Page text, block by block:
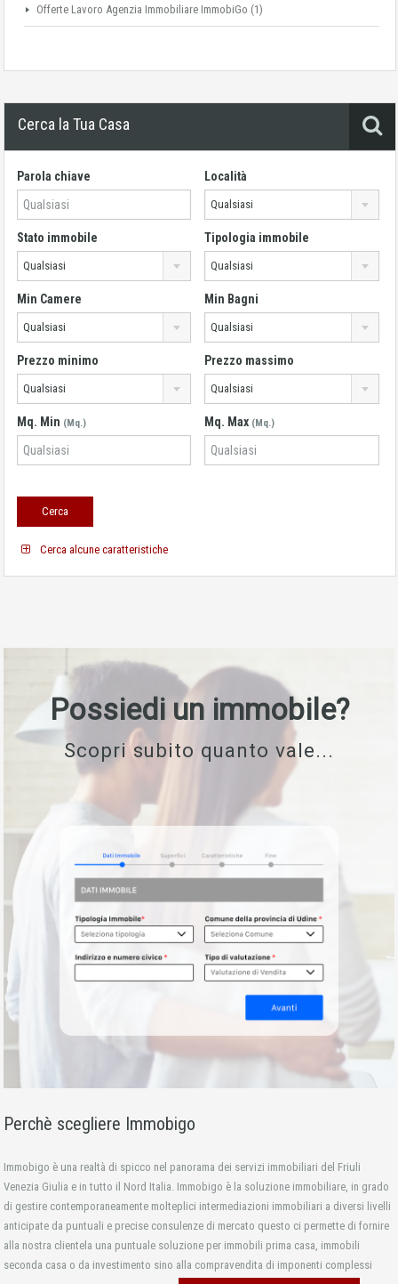
Offerte Lavoro Agenzia Immobiliare ImmobiGo (1)
Cerca la Tua Casa
Parola chiave Località
Qualsiasi
Stato immobile
Qualsiasi
Tipologia immobile
Qualsiasi
Min Camere
Qualsiasi
Min Bagni
Qualsiasi
Prezzo minimo
Qualsiasi
Prezzo massimo
Qualsiasi
Mq. Min (Mq.) Mq. Max (Mq.)
Cerca alcune caratteristiche
Possiedi un immobile?
Scopri subito quanto vale...
Perchè scegliere Immobigo
Immobigo è una realtà di spicco nel panorama dei servizi immobiliari del Friuli
Venezia Giulia e in tutto il Nord Italia. Immobigo è la soluzione immobiliare, in grado
di gestire contemporaneamente molteplici intermediazioni immobiliari a diversi livelli
anticipate da puntuali e precise consulenze di mercato questo ci permette di fornire
alla nostra clientela una puntuale soluzione per immobili prima casa, immobili
seconda casa o da investimento sino alla compravendita di imponenti complessi